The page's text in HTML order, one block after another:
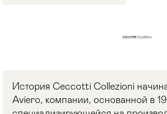
История Ceccotti Collezioni
Aviero, компании, основанной в